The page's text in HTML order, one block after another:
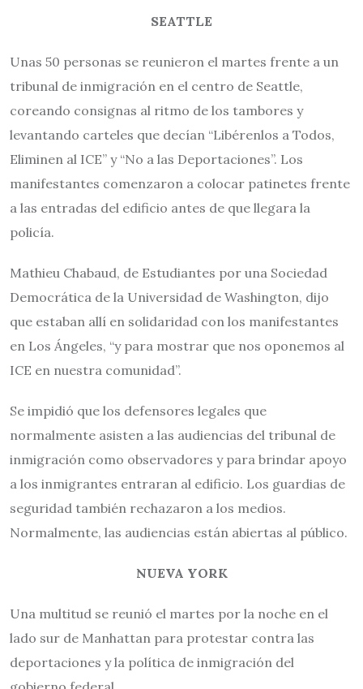
SEATTLE
Unas 50 personas se reunieron el martes frente a un
tribunal de inmigración en el centro de Seattle,
coreando consignas al ritmo de los tambores y
levantando carteles que decían “Libérenlos a Todos,
Eliminen al ICE” y “No a las Deportaciones”. Los
manifestantes comenzaron a colocar patinetes frente
a las entradas del edificio antes de que llegara la
policía.
Mathieu Chabaud, de Estudiantes por una Sociedad
Democrática de la Universidad de Washington, dijo
que estaban allí en solidaridad con los manifestantes
en Los Ángeles, “y para mostrar que nos oponemos al
ICE en nuestra comunidad”.
Se impidió que los defensores legales que
normalmente asisten a las audiencias del tribunal de
inmigración como observadores y para brindar apoyo
a los inmigrantes entraran al edificio. Los guardias de
seguridad también rechazaron a los medios.
Normalmente, las audiencias están abiertas al público.
NUEVA YORK
Una multitud se reunió el martes por la noche en el
lado sur de Manhattan para protestar contra las
deportaciones y la política de inmigración del